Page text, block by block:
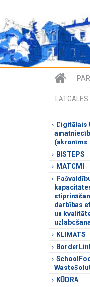
Digitālais
(akronīms
BISTEPS
MATOMI
darbības
un
KLIMATS
KŪDRA